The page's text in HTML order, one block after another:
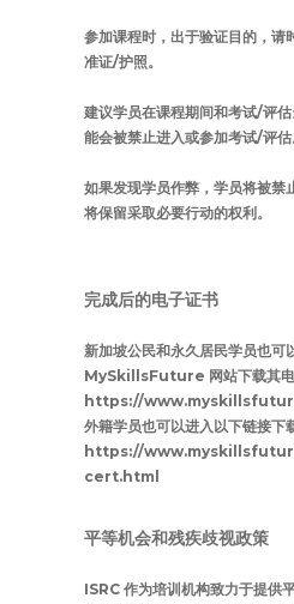
参加课程时，出于验证目的，请
准证/护照。
建议学员在课程期间和考试/评
能会被禁止进入或参加考试/评估
如果发现学员作弊，学员将被禁
将保留采取必要行动的权利。
完成后的电子证书
新加坡公民和永久居民学员也
MySkillsFuture 网站下载其电
https://
外籍学员也可以进入以下链接下
https://
cert.html
平等机会和残疾歧视政策
ISRC 作为培训机构致力于提供